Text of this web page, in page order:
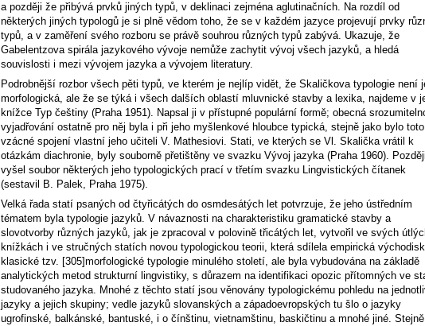
a později že přibývá prvků jiných typů, v deklinaci zejména aglutinačních. Na rozdíl od
některých jiných typologů je si plně vědom toho, že se v každém jazyce projevují prvky
typů, a v zaměření svého rozboru se právě souhrou různých typů zabývá. Ukazuje, že
Gabelentzova spirála jazykového vývoje nemůže zachytit vývoj všech jazyků, a hledá
souvislosti i mezi vývojem jazyka a vývojem literatury.
Podrobnější rozbor všech pěti typů, ve kterém je nejlíp vidět, že Skaličkova typologie není
morfologická, ale že se týká i všech dalších oblastí mluvnické stavby a lexika, najdeme v
knížce Typ češtiny (Praha 1951). Napsal ji v přístupné populární formě; obecná
vyjadřování ostatně pro něj byla i při jeho myšlenkové hloubce typická, stejně jako bylo toto
vzácné spojení vlastní jeho učiteli V. Mathesiovi. Stati, ve kterých se Vl. Skalička vrátil k
otázkám diachronie, byly souborně přetištěny ve svazku Vývoj jazyka (Praha 1960). Později
vyšel soubor některých jeho typologických prací v třetím svazku Lingvistických čítanek
(sestavil B. Palek, Praha 1975).
Velká řada statí psaných od čtyřicátých do osmdesátých let potvrzuje, že jeho ústředním
tématem byla typologie jazyků. V návaznosti na charakteristiku gramatické stavby a
slovotvorby různých jazyků, jak je zpracoval v polovině třicátých let, vytvořil ve svých
knížkách i ve stručných statích novou typologickou teorii, která sdílela empirická
klasické tzv. [305]morfologické typologie minulého století, ale byla vybudována na základě
analytických metod strukturní lingvistiky, s důrazem na identifikaci opozic přítomných ve
studovaného jazyka. Mnohé z těchto statí jsou věnovány typologickému pohledu na
jazyky a jejich skupiny; vedle jazyků slovanských a západoevropských tu šlo o jazyky
ugrofinské, balkánské, bantuské, i o čínštinu, vietnamštinu, baskičtinu a mnohé jiné. Stejně